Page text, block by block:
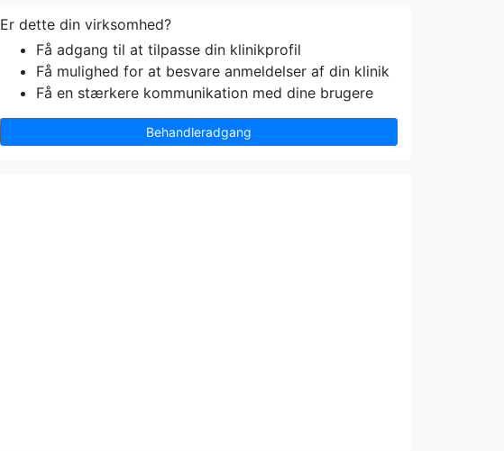
Er dette din virksomhed?
Få adgang til at tilpasse din klinikprofil
Få mulighed for at besvare anmeldelser af din klinik
Få en stærkere kommunikation med dine brugere
Behandleradgang